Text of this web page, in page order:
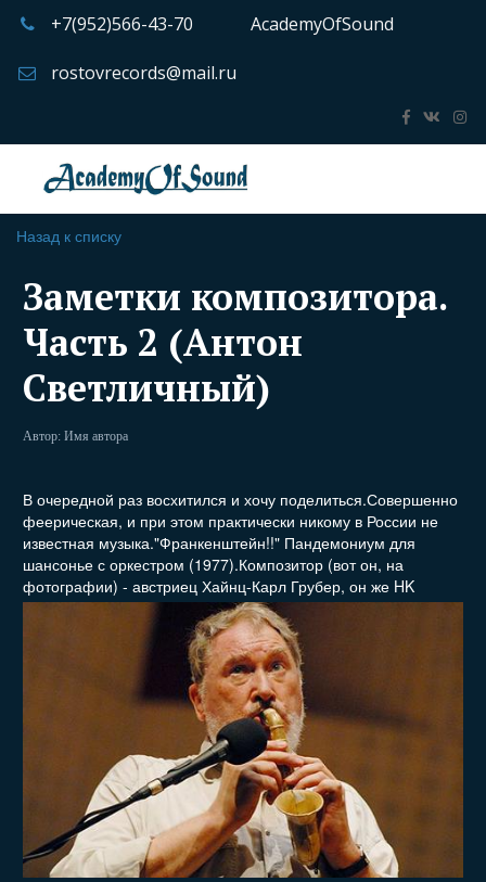
+7(952)566-43-70 AcademyOfSound
rostovrecords@mail.ru
Назад к списку
Заметки композитора.
Часть 2 (Антон
Светличный)
Автор: Имя автора
В очередной раз восхитился и хочу поделиться.Совершенно
феерическая, и при этом практически никому в России не
известная музыка."Франкенштейн!!" Пандемониум для
шансонье с оркестром (1977).Композитор (вот он, на
фотографии) - австриец Хайнц-Карл Грубер, он же HK